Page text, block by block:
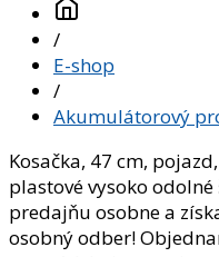
/
E-shop
/
Akumulátorový
Kosačka, 47 cm,
plastové vysoko odolné
predajňu osobne a
osobný odber!